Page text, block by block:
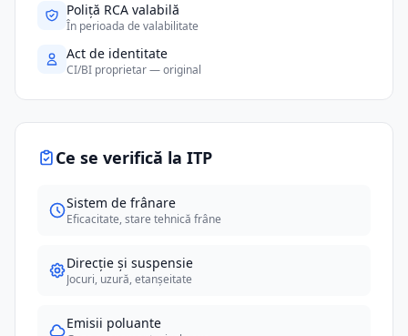
Poliță RCA valabilă
În perioada de valabilitate
Act de identitate
CI/BI proprietar — original
Ce se verifică la ITP
Sistem de frânare
Eficacitate, stare tehnică frâne
Direcție și suspensie
Jocuri, uzură, etanșeitate
Emisii poluante